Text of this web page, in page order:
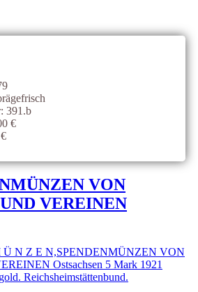
391.b
€
VON
VEREINEN